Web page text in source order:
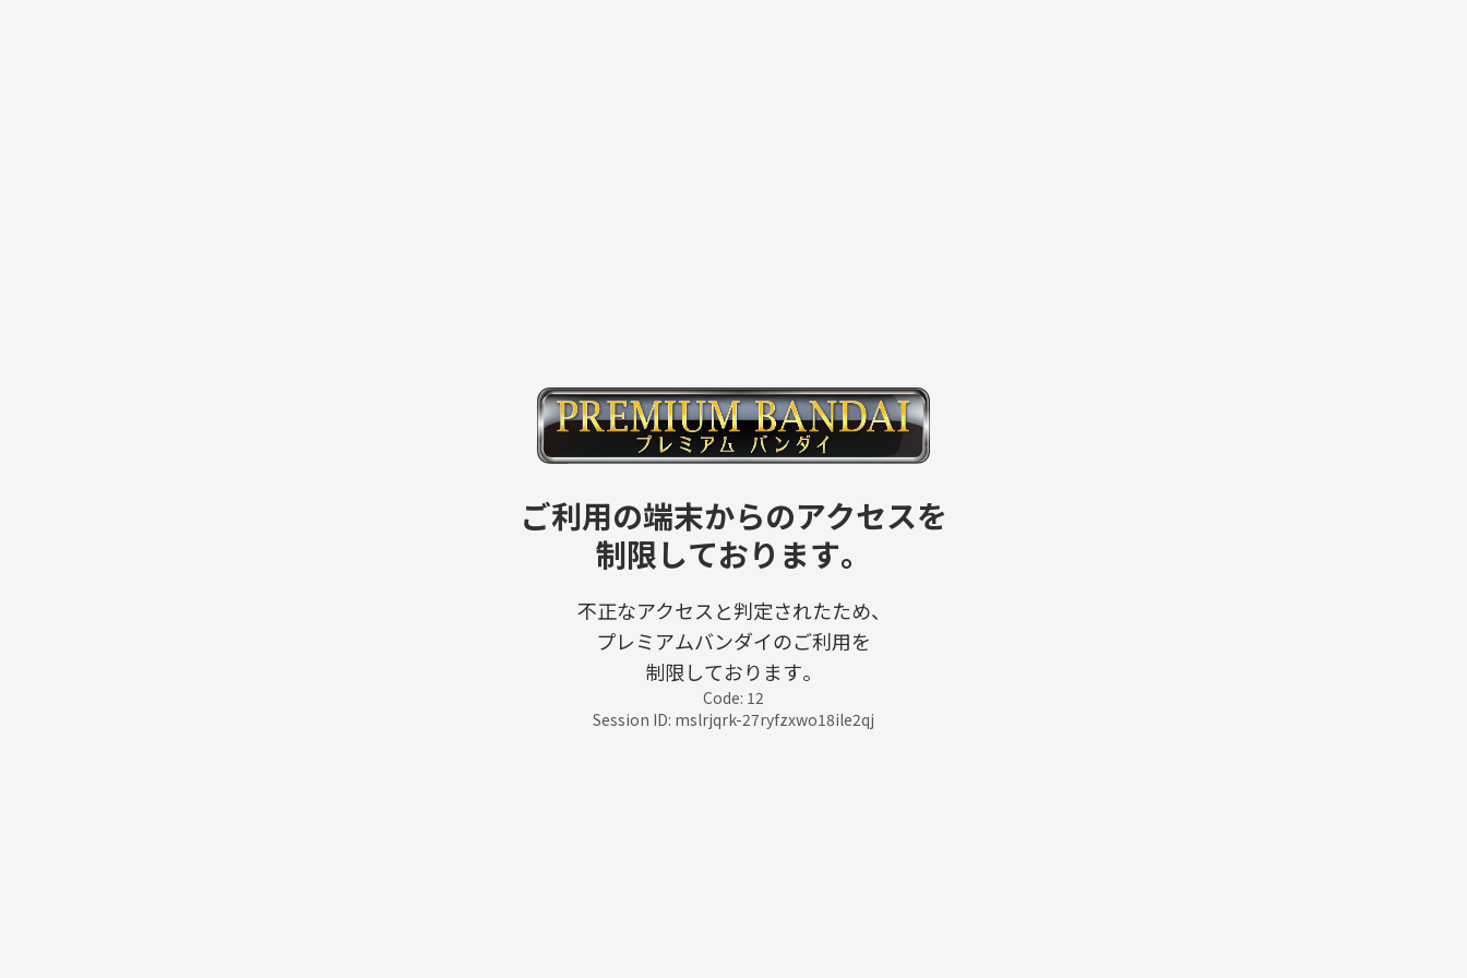
ご利用の端末からのアクセスを
制限しております。
不正なアクセスと判定されたため、
プレミアムバンダイのご利用を
制限しております。
Code: 12
Session ID: mslrjqrk-27ryfzxwo18ile2qj